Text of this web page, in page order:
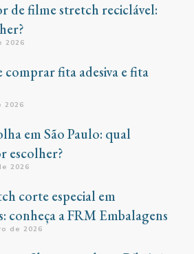
de filme stretch reciclável:
2026
comprar fita adesiva e fita
2026
em São Paulo: qual
escolher?
2026
corte especial em
conheça a FRM Embalagens
de 2026